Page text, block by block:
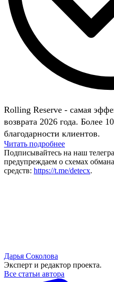
Rolling Reserve - самая
возврата 2026 года. Более
благодарности клиентов.
Читать подробнее
Подписывайтесь на наш
предупреждаем о схемах
средств: https://t.me/detecx.
Дарья Соколова
Эксперт и редактор проекта.
Все статьи автора